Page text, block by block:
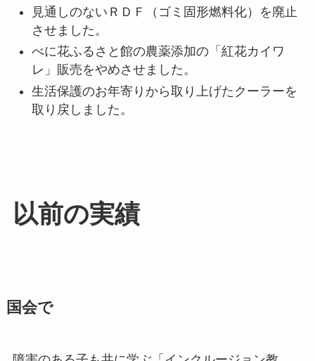
見通しのないＲＤＦ（ゴミ固形燃料化）を廃止
させました。
べに花ふるさと館の農薬添加の「紅花カイワ
レ」販売をやめさせました。
生活保護のお年寄りから取り上げたクーラーを
取り戻しました。
以前の実績
国会で